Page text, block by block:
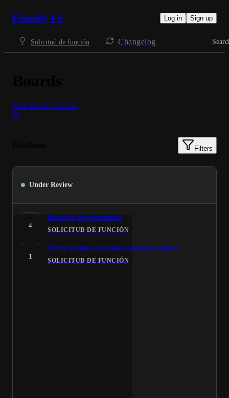
Finandy ES Log in Sign up
Solicitud de función Changelog
Solicitud de función
50
Filters
Under Review
4
Descarga de operaciones
SOLICITUD DE FUNCIÓN
1
Cerrar ordenes virtuales automaticamente
SOLICITUD DE FUNCIÓN